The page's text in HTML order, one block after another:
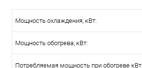
Мощность охлаждения, кВт:
Мощность обогрева, кВт:
Потребляемая мощность при обогреве кВт